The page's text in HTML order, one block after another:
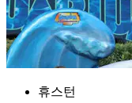
휴스턴